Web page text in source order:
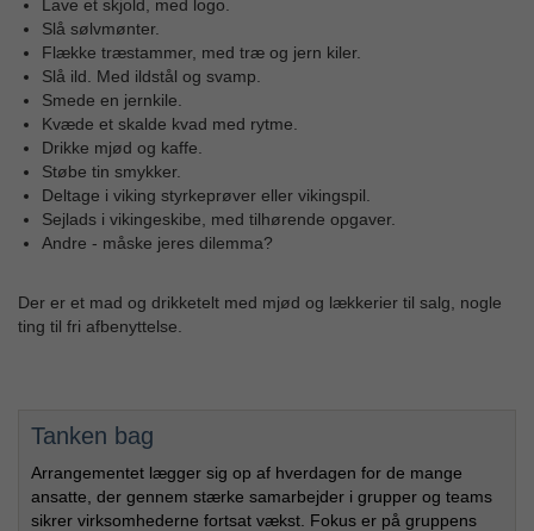
Lave et skjold, med logo.
Slå sølvmønter.
Flække træstammer, med træ og jern kiler.
Slå ild. Med ildstål og svamp.
Smede en jernkile.
Kvæde et skalde kvad med rytme.
Drikke mjød og kaffe.
Støbe tin smykker.
Deltage i viking styrkeprøver eller vikingspil.
Sejlads i vikingeskibe, med tilhørende opgaver.
Andre - måske jeres dilemma?
Der er et mad og drikketelt med mjød og lækkerier til salg, nogle
ting til fri afbenyttelse.
Tanken bag
Arrangementet lægger sig op af hverdagen for de mange
ansatte, der gennem stærke samarbejder i grupper og teams
sikrer virksomhederne fortsat vækst. Fokus er på gruppens